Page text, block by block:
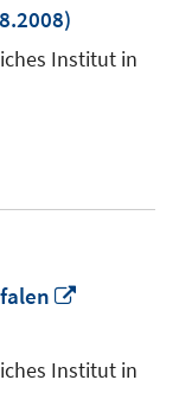
Institut in
öffnen
Institut in